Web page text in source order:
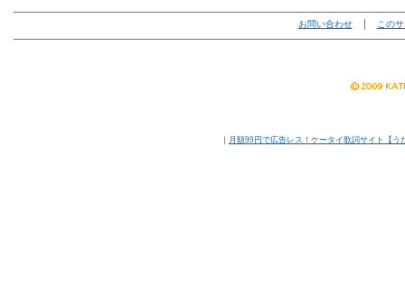
お問い合わせ│ この
｜ 月額99円で広告レス！ケータイ歌詞サイト【う